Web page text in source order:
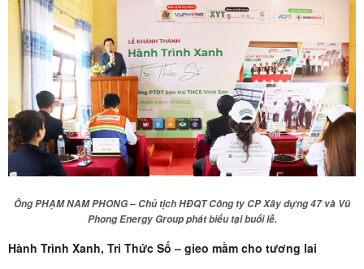
Ông PHẠM NAM PHONG – Chủ tịch HĐQT Công ty CP Xây dựng 47 và Vũ
Phong Energy Group phát biểu tại buổi lễ.
Hành Trình Xanh, Tri Thức Số – gieo mầm cho tương lai